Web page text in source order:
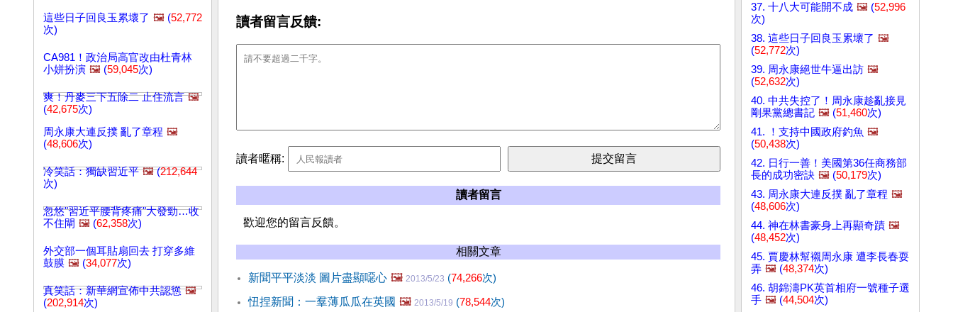
這些日子回良玉累壞了 🖼️ (52,772
次)
CA981！政治局高官改由杜青林
小姘扮演 🖼️ (59,045次)
爽！丹麥三下五除二 止住流言 🖼️
(42,675次)
周永康大連反撲 亂了章程 🖼️
(48,606次)
冷笑話：獨缺習近平 🖼️(212,644
次)
忽悠"習近平腰背疼痛"大發勁…收
不住閘 🖼️ (62,358次)
外交部一個耳貼扇回去 打穿多維
鼓膜 🖼️ (34,077次)
真笑話：新華網宣佈中共認慫 🖼️
(202,914次)
讀者留言反饋:
讀者暱稱:
讀者留言
歡迎您的留言反饋。
相關文章
新聞平平淡淡 圖片盡顯噁心 🖼️ 2013/5/23 (74,266次)
忸捏新聞：一羣薄瓜瓜在英國 🖼️ 2013/5/19 (78,544次)
37. 十八大可能開不成 🖼️ (52,996
次)
38. 這些日子回良玉累壞了 🖼️
(52,772次)
39. 周永康絕世牛逼出訪 🖼️
(52,632次)
40. 中共失控了！周永康趁亂接見
剛果黨總書記 🖼️ (51,460次)
41. ！支持中國政府釣魚 🖼️
(50,438次)
42. 日行一善！美國第36任商務部
長的成功密訣 🖼️ (50,179次)
43. 周永康大連反撲 亂了章程 🖼️
(48,606次)
44. 神在林書豪身上再顯奇蹟 🖼️
(48,452次)
45. 賈慶林幫襯周永康 遭李長春耍
弄 🖼️ (48,374次)
46. 胡錦濤PK英首相府一號種子選
手 🖼️ (44,504次)